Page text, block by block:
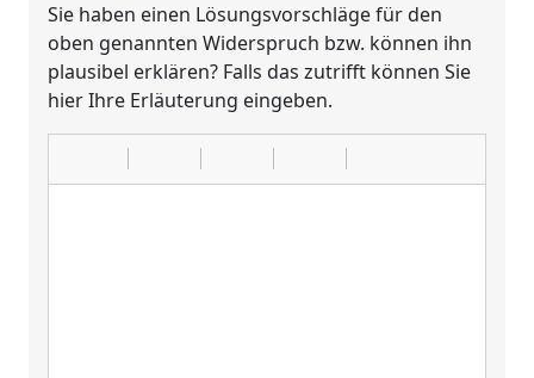
Sie haben einen Lösungsvorschläge für den
oben genannten Widerspruch bzw. können ihn
plausibel erklären? Falls das zutrifft können Sie
hier Ihre Erläuterung eingeben.